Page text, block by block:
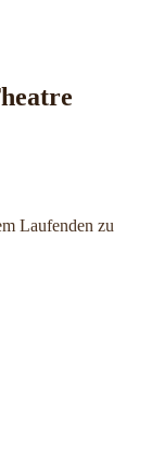
Laufenden zu